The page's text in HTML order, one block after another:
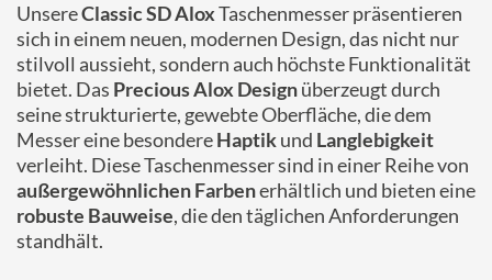
UnsereClassic SD AloxTaschenmesser präsentieren
sich in einem neuen, modernen Design, das nicht nur
stilvoll aussieht, sondern auch höchste Funktionalität
bietet. Das Precious Alox Designüberzeugt durch
seine strukturierte, gewebte Oberfläche, die dem
Messer eine besondereHaptikund Langlebigkeit
verleiht. Diese Taschenmesser sind in einer Reihe von
außergewöhnlichen Farbenerhältlich und bieten eine
robuste Bauweise, die den täglichen Anforderungen
standhält.